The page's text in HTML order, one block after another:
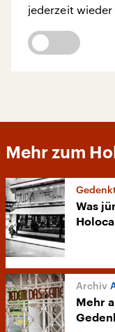
jederzeit wieder
Mehr zum
Was
Mehr